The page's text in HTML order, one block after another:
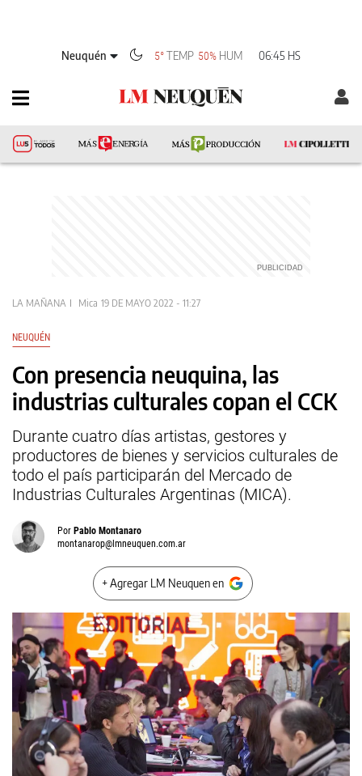
Neuquén 5°TEMP 50% HUM 06:45 HS
LA MAÑANA Mica 19 DE MAYO 2022 - 11:27
NEUQUÉN
Con presencia neuquina, las
industrias culturales copan el CCK
Durante cuatro días artistas, gestores y
productores de bienes y servicios culturales de
todo el país participarán del Mercado de
Industrias Culturales Argentinas (MICA).
Por Pablo Montanaro
montanarop@lmneuquen.com.ar
+ Agregar LM Neuquen en